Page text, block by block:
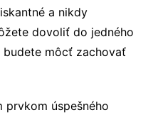
a nikdy
dovoliť do jedného
môcť zachovať
prvkom úspešného